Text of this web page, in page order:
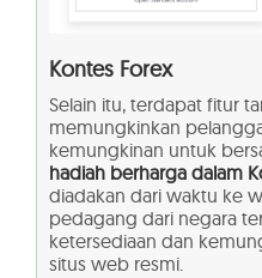
Kontes Forex
Selain itu, terdapat fitur
memungkinkan
kemungkinan untuk
hadiah berharga dalam
diadakan dari waktu ke
pedagang dari negara
ketersediaan dan
situs web resmi.